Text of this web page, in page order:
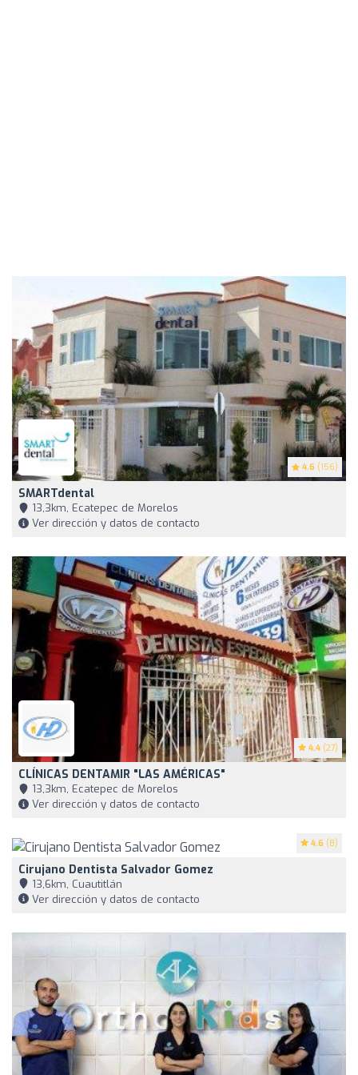
4.6 (156)
SMARTdental
13,3km, Ecatepec de Morelos
Ver dirección y datos de contacto
4.4 (27)
CLÍNICAS DENTAMIR "LAS AMÉRICAS"
13,3km, Ecatepec de Morelos
Ver dirección y datos de contacto
4.6 (8)
Cirujano Dentista Salvador Gomez
13,6km, Cuautitlán
Ver dirección y datos de contacto